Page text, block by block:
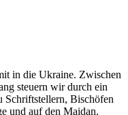
in die Ukraine. Zwischen
steuern wir durch ein
Schriftstellern, Bischöfen
und auf den Maidan.